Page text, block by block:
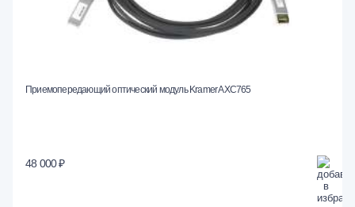
Приемопередающий оптический модуль Kramer AXC765
48 000 ₽